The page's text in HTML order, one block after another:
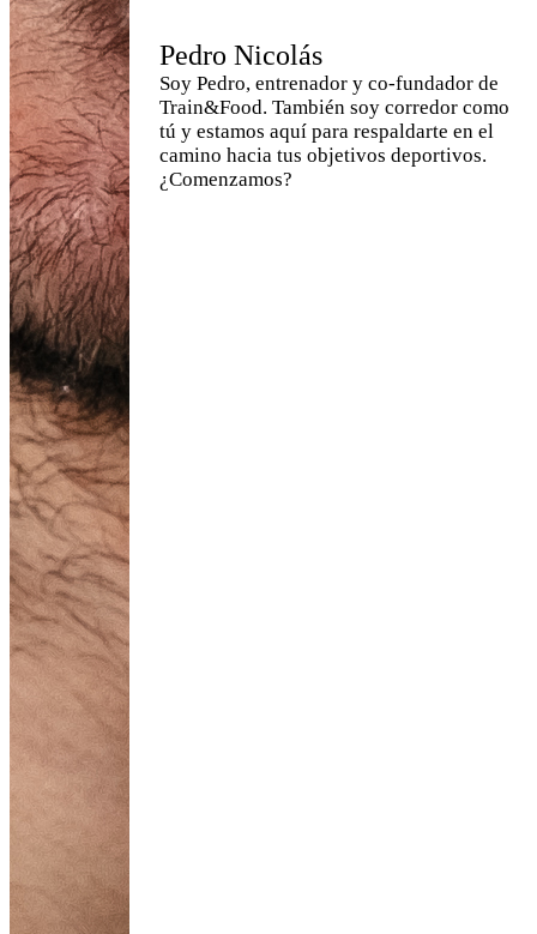
Pedro Nicolás
Soy Pedro, entrenador y co-fundador de
Train&Food. También soy corredor como
tú y estamos aquí para respaldarte en el
camino hacia tus objetivos deportivos.
¿Comenzamos?